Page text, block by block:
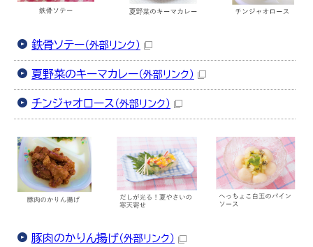
鉄骨ソテー（外部リンク）
夏野菜のキーマカレー（外部リンク）
チンジャオロース （外部リンク）
豚肉のかりん揚げ（外部リンク）